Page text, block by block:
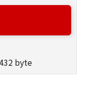
ン製品」を利
製品」に直接
トウェア」を
byte